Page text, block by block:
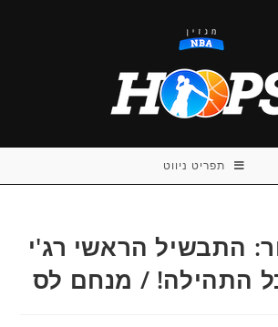
תפריט ניווט
התבשיל הראשי רג'י
התהילה! / מנחם לס